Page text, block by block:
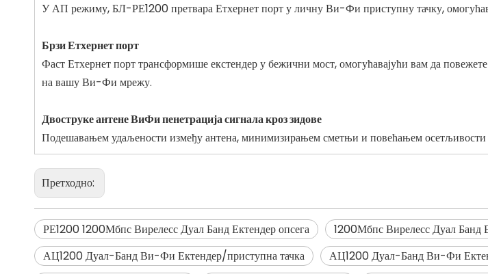
У АП режиму, БЛ-РЕ1200 претвара Етхернет порт у личну Ви-Фи приступну тачку,
Брзи Етхернет порт
Фаст Етхернет порт трансформише екстендер у бежични мост, омогућавајући вам да
на вашу Ви-Фи мрежу.
Двоструке антене ВиФи пенетрација сигнала кроз зидове
Подешавањем удаљености између антена, минимизирањем сметњи и повећањем
Претходно:
РЕ1200 1200Мбпс Вирелесс Дуал Банд Ектендер опсега 1200Мбпс Вирелесс Дуал Банд
АЦ1200 Дуал-Банд Ви-Фи Ектендер/приступна тачка
АЦ1200 Дуал-Банд Ви-Фи